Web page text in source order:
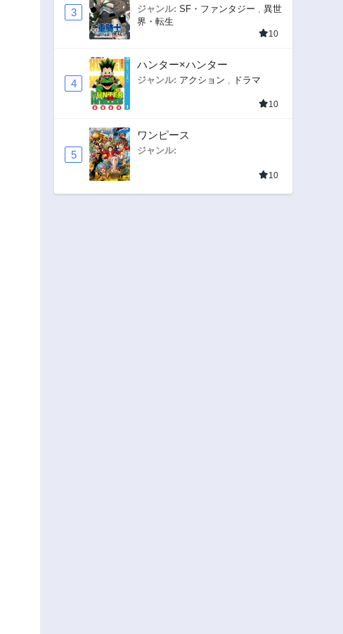
3
ム知識で無双する
ジャンル: SF・ファンタジー
異世
界・転生
10
4
ハンター×ハンター
ジャンル: アクション ドラマ
10
5
ワンピース
ジャンル:
10